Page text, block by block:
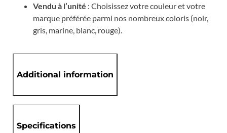
Vendu à l’unité : Choisissez votre couleur et votre
marque préférée parmi nos nombreux coloris (noir,
gris, marine, blanc, rouge).
Additional information
Specifications